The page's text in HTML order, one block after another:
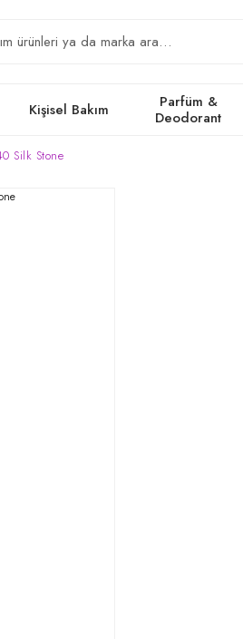
Kişisel Bakım
Parfüm &
Deodorant
Silk Stone